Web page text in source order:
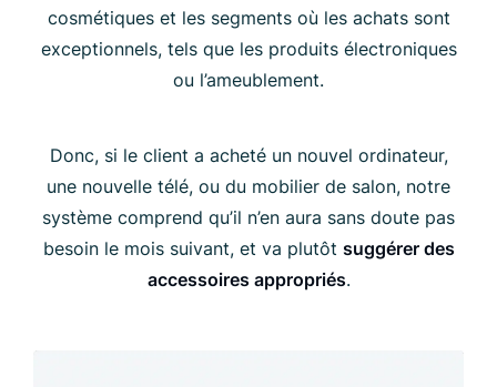
cosmétiques et les segments où les achats sont
exceptionnels, tels que les produits électroniques
ou l’ameublement.
Donc, si le client a acheté un nouvel ordinateur,
une nouvelle télé, ou du mobilier de salon, notre
système comprend qu’il n’en aura sans doute pas
besoin le mois suivant, et va plutôt suggérer des
accessoires appropriés.